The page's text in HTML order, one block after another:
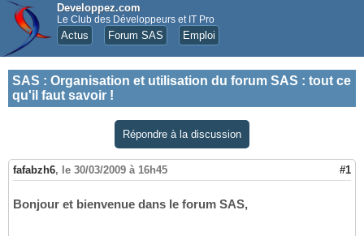
Developpez.com
Le Club des Développeurs et IT Pro
Actus Forum SAS Emploi
SAS : Organisation et utilisation du forum SAS : tout ce
qu'il faut savoir !
Répondre à la discussion
fafabzh6, le 30/03/2009 à 16h45 #1
Bonjour et bienvenue dans le forum SAS,